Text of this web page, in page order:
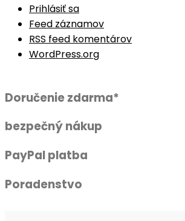
Prihlásiť sa
Feed záznamov
RSS feed komentárov
WordPress.org
Doručenie zdarma*
bezpečný nákup
PayPal platba
Poradenstvo